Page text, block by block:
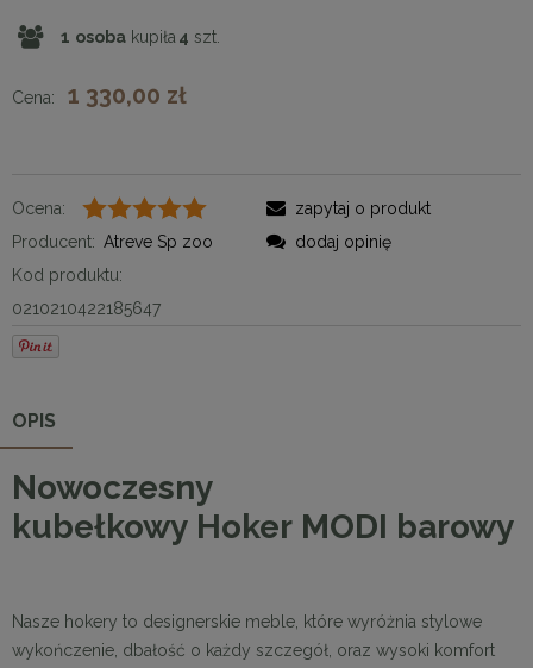
1 osoba kupiła 4 szt.
Cena: 1 330,00 zł
Ocena:
Producent: Atreve Sp zoo
Kod produktu:
0210210422185647
zapytaj o produkt
dodaj opinię
OPIS
Nowoczesny
kubełkowy Hoker MODI barowy
Nasze hokery to designerskie meble, które wyróżnia stylowe
wykończenie, dbałość o każdy szczegół, oraz wysoki komfort